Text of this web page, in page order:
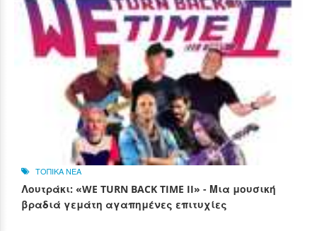
ΤΟΠΙΚΑ ΝΕΑ
Λουτράκι: «WE TURN BACK TIME II» - Μια μουσική
βραδιά γεμάτη αγαπημένες επιτυχίες